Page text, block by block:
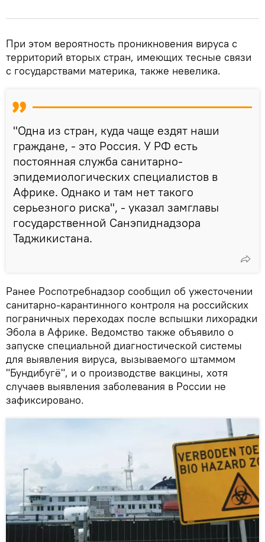
При этом вероятность проникновения вируса с
территорий вторых стран, имеющих тесные связи
с государствами материка, также невелика.
"Одна из стран, куда чаще ездят наши
граждане, - это Россия. У РФ есть
постоянная служба санитарно-
эпидемиологических специалистов в
Африке. Однако и там нет такого
серьезного риска", - указал замглавы
государственной Санэпиднадзора
Таджикистана.
Ранее Роспотребнадзор сообщил об ужесточении
санитарно-карантинного контроля на российских
пограничных переходах после вспышки лихорадки
Эбола в Африке. Ведомство также объявило о
запуске специальной диагностической системы
для выявления вируса, вызываемого штаммом
"Бундибугё", и о производстве вакцины, хотя
случаев выявления заболевания в России не
зафиксировано.